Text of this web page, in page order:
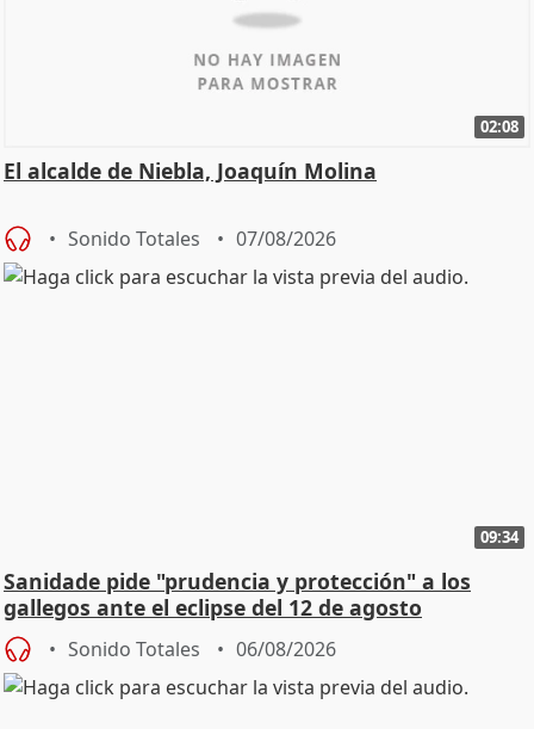
02:08
El alcalde de Niebla, Joaquín Molina
Sonido Totales 07/08/2026
09:34
Sanidade pide "prudencia y protección" a los
gallegos ante el eclipse del 12 de agosto
Sonido Totales 06/08/2026